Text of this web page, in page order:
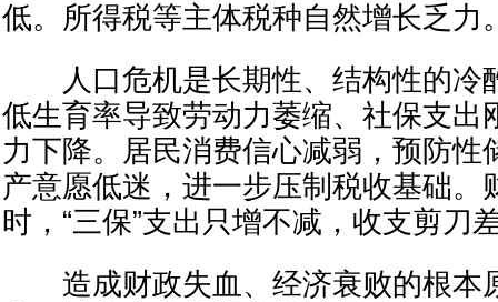
低。所得税等主体税种自然增长乏力
人口危机是长期性、结构性的冷
低生育率导致劳动力萎缩、社保支出
力下降。居民消费信心减弱，预防性
产意愿低迷，进一步压制税收基础。
时，“三保”支出只增不减，收支剪刀
造成财政失血、经济衰败的根本